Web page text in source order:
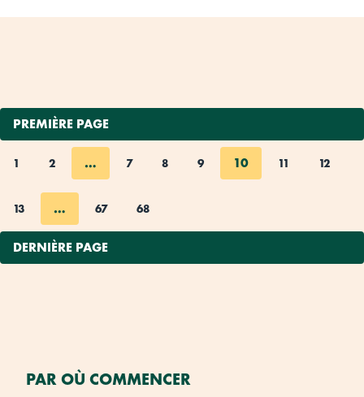
PREMIÈRE PAGE
1 2 … 7 8 9 10 11 12
13 … 67 68
DERNIÈRE PAGE
PAR OÙ COMMENCER